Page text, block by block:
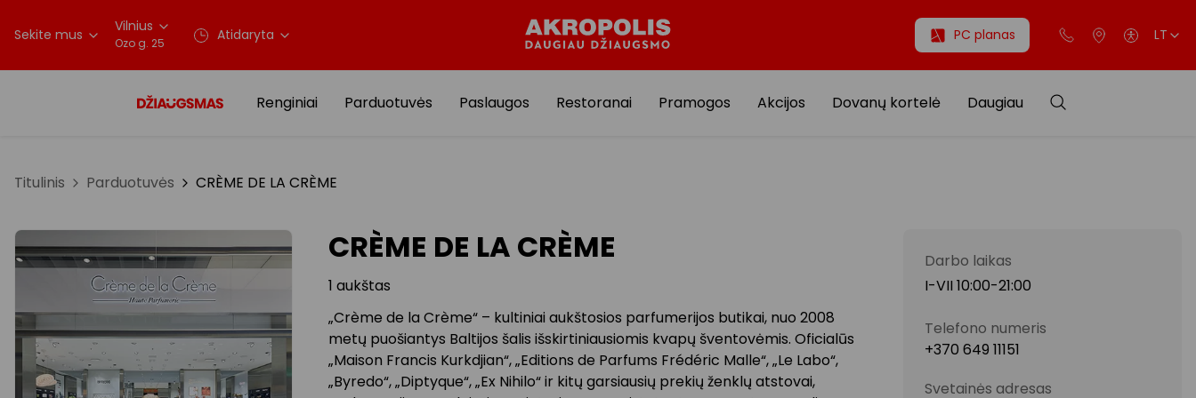
Sekite mus Vilnius
Ozo g. 25 Atidaryta PC planas LT
Renginiai Parduotuvės Paslaugos Restoranai Pramogos Akcijos Dovanų kortelė Daugiau
Titulinis Parduotuvės CRÈME DE LA CRÈME
CRÈME DE LA CRÈME
1 aukštas
„Crème de la Crème“ – kultiniai aukštosios parfumerijos butikai, nuo 2008
metų puošiantys Baltijos šalis išskirtiniausiomis kvapų šventovėmis. Oficialūs
„Maison Francis Kurkdjian“, „Editions de Parfums Frédéric Malle“, „Le Labo“,
„Byredo“, „Diptyque“, „Ex Nihilo“ ir kitų garsiausių prekių ženklų atstovai,
Darbo laikas
I-VII 10:00-21:00
Telefono numeris
+370 649 11151
Svetainės adresas